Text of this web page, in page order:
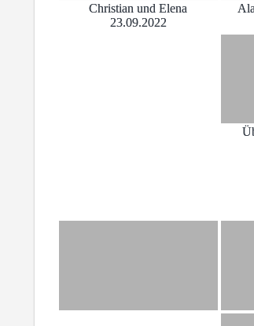
Christian und Elena
23.09.2022